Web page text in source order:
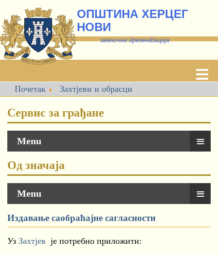
ОПШТИНА ХЕРЦЕГ
НОВИ
званична презентација
Почетак Захтјеви и обрасци
Сервис за грађане
Menu ≡
Од значаја
Menu ≡
Издавање саобраћајне сагласности
Уз Захтјев је потребно приложити: